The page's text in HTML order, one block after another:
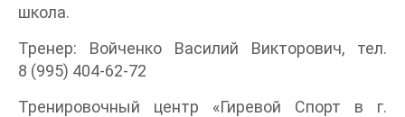
школа.
Тренер: Войченко Василий Викторович, тел.
8 (995) 404-62-72
Тренировочный центр «Гиревой Спорт в г.